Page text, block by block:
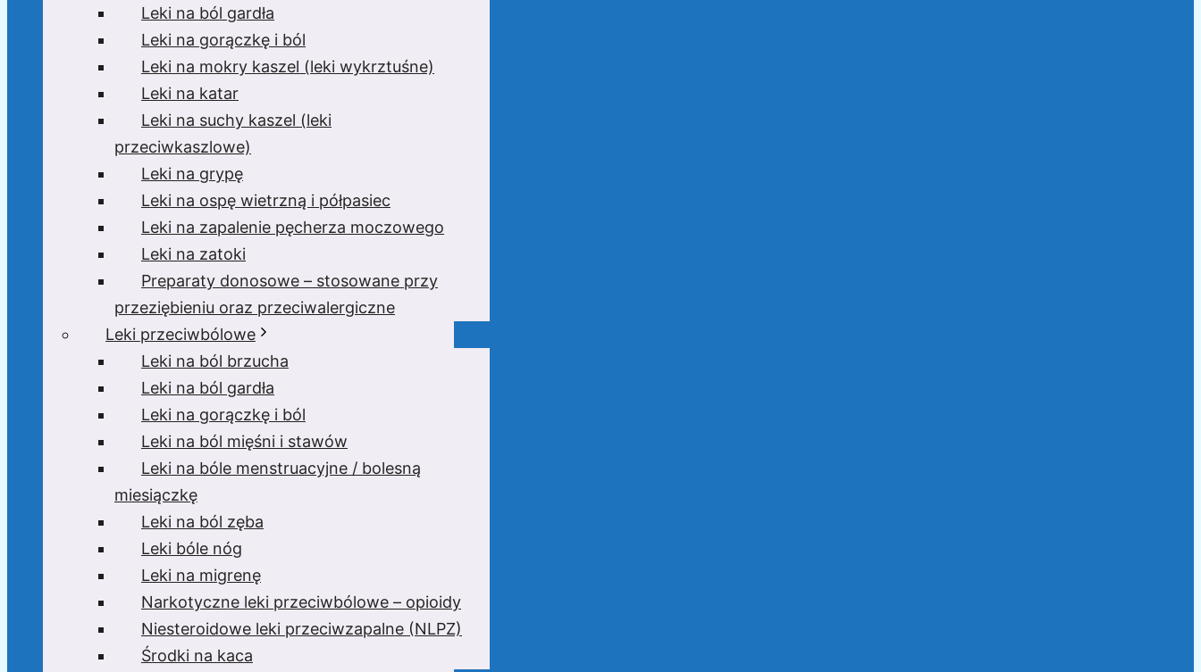
Leki na ból gardła
Leki na gorączkę i ból
Leki na mokry kaszel (leki wykrztuśne)
Leki na katar
Leki na suchy kaszel (leki
przeciwkaszlowe)
Leki na grypę
Leki na ospę wietrzną i półpasiec
Leki na zapalenie pęcherza moczowego
Leki na zatoki
Preparaty donosowe – stosowane przy
przeziębieniu oraz przeciwalergiczne
Leki przeciwbólowe
Leki na ból brzucha
Leki na ból gardła
Leki na gorączkę i ból
Leki na ból mięśni i stawów
Leki na bóle menstruacyjne / bolesną
miesiączkę
Leki na ból zęba
Leki bóle nóg
Leki na migrenę
Narkotyczne leki przeciwbólowe – opioidy
Niesteroidowe leki przeciwzapalne (NLPZ)
Środki na kaca